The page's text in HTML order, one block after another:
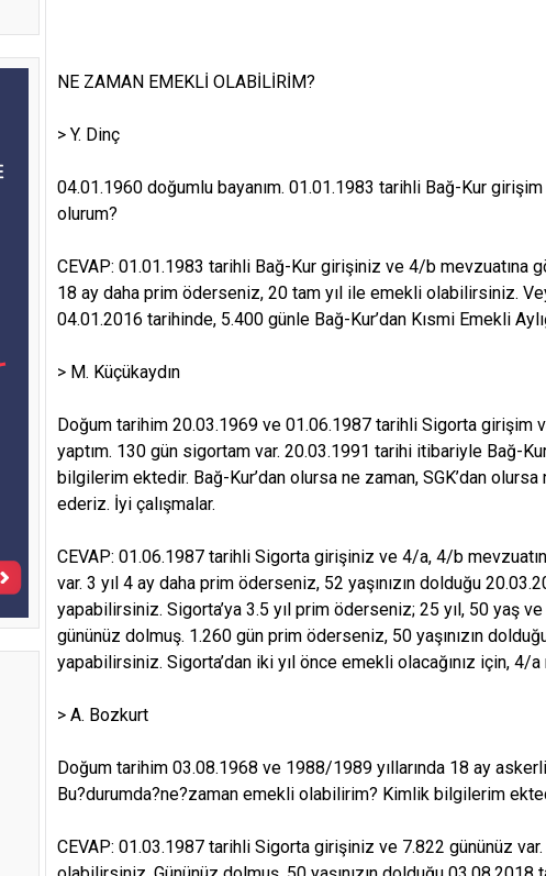
NE ZAMAN EMEKLİ OLABİLİRİM?
> Y. Dinç
04.01.1960 doğumlu bayanım. 01.01.1983 tarihli Bağ-Kur
olurum?
CEVAP: 01.01.1983 tarihli Bağ-Kur girişiniz ve 4/b mevzuatına
18 ay daha prim öderseniz, 20 tam yıl ile emekli olabilirsiniz.
04.01.2016 tarihinde, 5.400 günle Bağ-Kur’dan Kısmi Emekli
> M. Küçükaydın
Doğum tarihim 20.03.1969 ve 01.06.1987 tarihli Sigorta girişim
yaptım. 130 gün sigortam var. 20.03.1991 tarihi itibariyle Bağ-
bilgilerim ektedir. Bağ-Kur’dan olursa ne zaman, SGK’dan olursa
ederiz. İyi çalışmalar.
CEVAP: 01.06.1987 tarihli Sigorta girişiniz ve 4/a, 4/b
var. 3 yıl 4 ay daha prim öderseniz, 52 yaşınızın dolduğu
yapabilirsiniz. Sigorta’ya 3.5 yıl prim öderseniz; 25 yıl, 50 yaş
gününüz dolmuş. 1.260 gün prim öderseniz, 50 yaşınızın
yapabilirsiniz. Sigorta’dan iki yıl önce emekli olacağınız için,
> A. Bozkurt
Doğum tarihim 03.08.1968 ve 1988/1989 yıllarında 18 ay
Bu?durumda?ne?zaman emekli olabilirim? Kimlik bilgilerim
CEVAP: 01.03.1987 tarihli Sigorta girişiniz ve 7.822 gününüz